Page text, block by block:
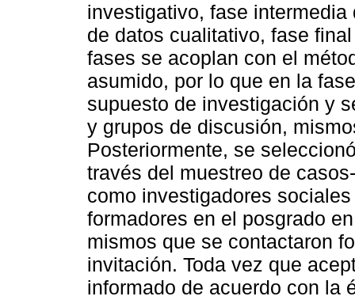
investigativo, fase
de datos cualitativo, fase
fases se acoplan con el
asumido, por lo que en la
supuesto de investigación y
y grupos de discusión,
Posteriormente, se
través del muestreo de
como investigadores
formadores en el posgrado
mismos que se contactaron
invitación. Toda vez que
informado de acuerdo con la